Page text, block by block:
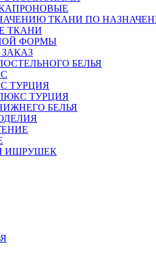
ТКАНИ ПО
ТКАНИ
ФОРМЫ
БЕЛЬЯ
ТУРЦИЯ
ТУРЦИЯ
БЕЛЬЯ
ИШРУШЕК